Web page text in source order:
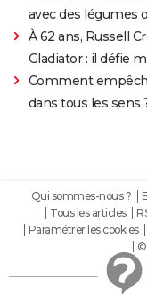
avec des légumes
À 62 ans, Russell
Gladiator : il défie
Comment
dans tous les sens
Qui sommes-nous ?
Tous les articles
Paramétrer les cookies
©